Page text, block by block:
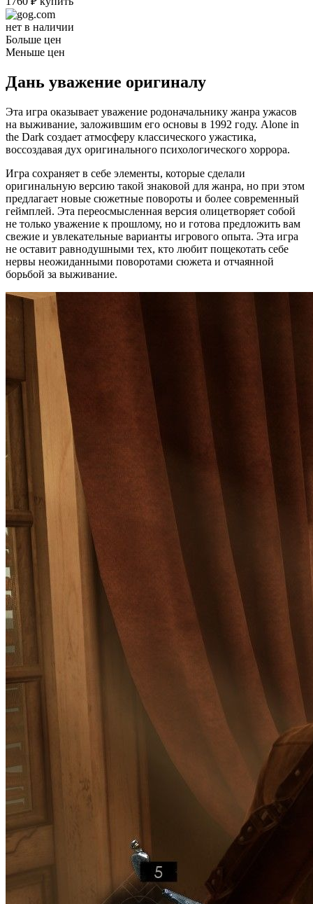
нет в наличии
Больше цен
Меньше цен
Дань уважение оригиналу
Эта игра оказывает уважение родоначальнику жанра ужасов
на выживание, заложившим его основы в 1992 году. Alone in
the Dark создает атмосферу классического ужастика,
воссоздавая дух оригинального психологического хоррора.
Игра сохраняет в себе элементы, которые сделали
оригинальную версию такой знаковой для жанра, но при этом
предлагает новые сюжетные повороты и более современный
геймплей. Эта переосмысленная версия олицетворяет собой
не только уважение к прошлому, но и готова предложить вам
свежие и увлекательные варианты игрового опыта. Эта игра
не оставит равнодушными тех, кто любит пощекотать себе
нервы неожиданными поворотами сюжета и отчаянной
борьбой за выживание.